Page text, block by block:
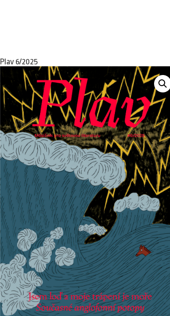
Plav 6/2025